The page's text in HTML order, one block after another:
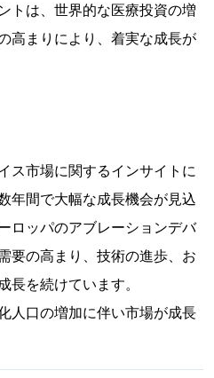
トは、世界的な医療投資の増
高まりにより、着実な成長が
ス市場に関するインサイトに
年間で大幅な成長機会が見込
ロッパのアブレーションデバ
要の高まり、技術の進歩、お
長を続けています。
人口の増加に伴い市場が成長